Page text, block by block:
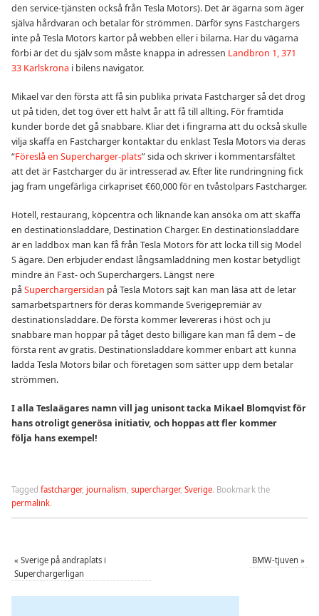
den service-tjänsten också från Tesla Motors). Det är ägarna som äger
själva hårdvaran och betalar för strömmen. Därför syns Fastchargers
inte på Tesla Motors kartor på webben eller i bilarna. Har du vägarna
förbi är det du själv som måste knappa in adressen Landbron 1, 371
33 Karlskrona i bilens navigator.
Mikael var den första att få sin publika privata Fastcharger så det drog
ut på tiden, det tog över ett halvt år att få till allting. För framtida
kunder borde det gå snabbare. Kliar det i fingrarna att du också skulle
vilja skaffa en Fastcharger kontaktar du enklast Tesla Motors via deras
“Föreslå en Supercharger-plats” sida och skriver i kommentarsfältet
att det är Fastcharger du är intresserad av. Efter lite rundringning fick
jag fram ungefärliga cirkapriset €60,000 för en tvåstolpars Fastcharger.
Hotell, restaurang, köpcentra och liknande kan ansöka om att skaffa
en destinationsladdare, Destination Charger. En destinationsladdare
är en laddbox man kan få från Tesla Motors för att locka till sig Model
S ägare. Den erbjuder endast långsamladdning men kostar betydligt
mindre än Fast- och Superchargers. Längst nere
på Superchargersidan på Tesla Motors sajt kan man läsa att de letar
samarbetspartners för deras kommande Sverigepremiär av
destinationsladdare. De första kommer levereras i höst och ju
snabbare man hoppar på tåget desto billigare kan man få dem – de
första rent av gratis. Destinationsladdare kommer enbart att kunna
ladda Tesla Motors bilar och företagen som sätter upp dem betalar
strömmen.
I alla Teslaägares namn vill jag unisont tacka Mikael Blomqvist för
hans otroligt generösa initiativ, och hoppas att fler kommer
följa hans exempel!
Tagged fastcharger, journalism, supercharger, Sverige. Bookmark the
permalink.
« Sverige på andraplats i
Superchargerligan
BMW-tjuven »